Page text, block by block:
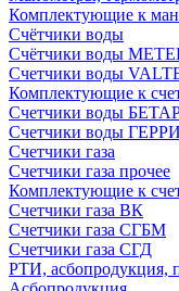
Комплектующие к
Счётчики воды
Счётчики воды
Счетчики воды
Комплектующие к
Счетчики воды
Счетчики воды
Счетчики газа
Счетчики газа прочее
Комплектующие к
Счетчики газа ВК
Счетчики газа СГБМ
Счетчики газа СГД
РТИ, асбопродукция,